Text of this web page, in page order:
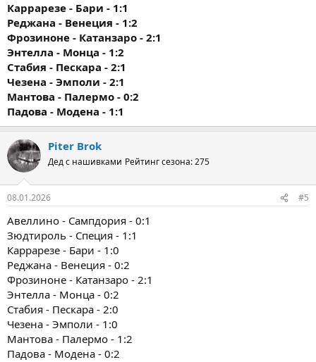
Каррарезе - Бари - 1:1
Реджана - Венеция - 1:2
Фрозиноне - Катанзаро - 2:1
Энтелла - Монца - 1:2
Стабия - Пескара - 2:1
Чезена - Эмполи - 2:1
Мантова - Палермо - 0:2
Падова - Модена - 1:1
Piter Brok
Дед с нашивками Рейтинг сезона: 275
08.01.2026 #5
Авеллино - Сампдория - 0:1
Зюдтироль - Специя - 1:1
Каррарезе - Бари - 1:0
Реджана - Венеция - 0:2
Фрозиноне - Катанзаро - 2:1
Энтелла - Монца - 0:2
Стабия - Пескара - 2:0
Чезена - Эмполи - 1:0
Мантова - Палермо - 1:2
Падова - Модена - 0:2